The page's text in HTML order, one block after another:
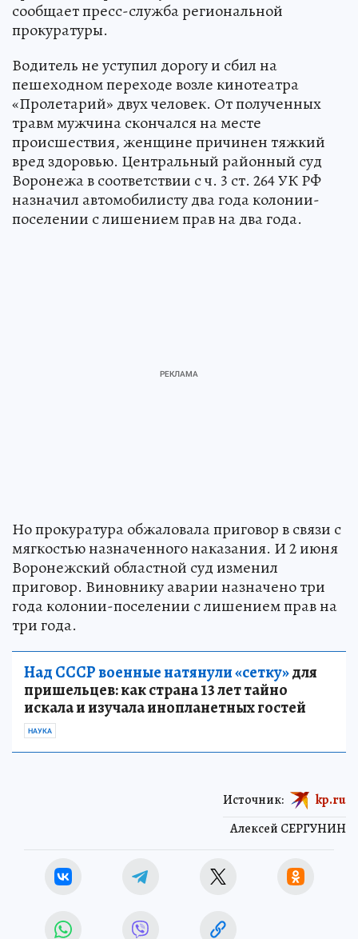
сообщает пресс-служба региональной
прокуратуры.
Водитель не уступил дорогу и сбил на
пешеходном переходе возле кинотеатра
«Пролетарий» двух человек. От полученных
травм мужчина скончался на месте
происшествия, женщине причинен тяжкий
вред здоровью. Центральный районный суд
Воронежа в соответствии с ч. 3 ст. 264 УК РФ
назначил автомобилисту два года колонии-
поселении с лишением прав на два года.
Но прокуратура обжаловала приговор в связи с
мягкостью назначенного наказания. И 2 июня
Воронежский областной суд изменил
приговор. Виновнику аварии назначено три
года колонии-поселении с лишением прав на
три года.
Над СССР военные натянули «сетку»для
пришельцев: как страна 13 лет тайно
искала и изучала инопланетных гостей
НАУКА
Алексей СЕРГУНИН
Источник: kp.ru